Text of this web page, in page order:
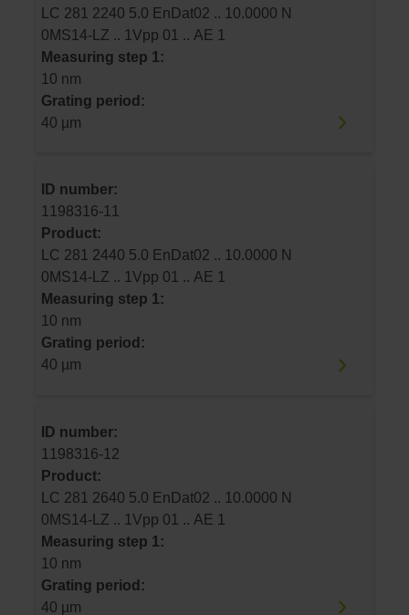
LC 281 2240 5.0 EnDat02 .. 10.0000 N
0MS14-LZ .. 1Vpp 01 .. AE 1
Measuring step 1:
10 nm
Grating period:
40 µm
ID number:
1198316-11
Product:
LC 281 2440 5.0 EnDat02 .. 10.0000 N
0MS14-LZ .. 1Vpp 01 .. AE 1
Measuring step 1:
10 nm
Grating period:
40 µm
ID number:
1198316-12
Product:
LC 281 2640 5.0 EnDat02 .. 10.0000 N
0MS14-LZ .. 1Vpp 01 .. AE 1
Measuring step 1:
10 nm
Grating period:
40 µm